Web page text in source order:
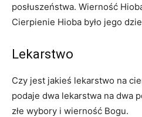
posłuszeństwa. Wierność
Cierpienie Hioba było jego
Lekarstwo
Czy jest jakieś lekarstwo na
podaje dwa lekarstwa na dwa
złe wybory i wierność Bogu.